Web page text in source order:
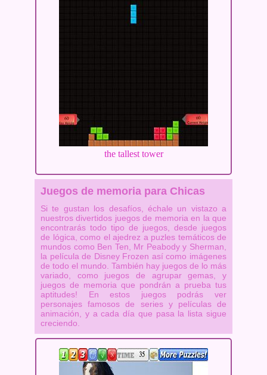
the tallest tower
Juegos de memoria para Chicas
Si te gustan los desafíos, échale un vistazo a
nuestros divertidos juegos de memoria en la que
encontrarás todo tipo de juegos, desde juegos
de lógica, como el ajedrez a puzles temáticos de
mundos como Ben Ten, Mr Peabody y Sherman,
la película de Disney Frozen así como imágenes
de todo el mundo. También hay juegos de lo más
variado, como juegos de agrupar gemas, y
juegos de memoria que pondrán a prueba tus
aptitudes! En estos juegos podrás ver
personajes famosos de series y películas de
animación, y a cada día que pasa la lista sigue
creciendo.